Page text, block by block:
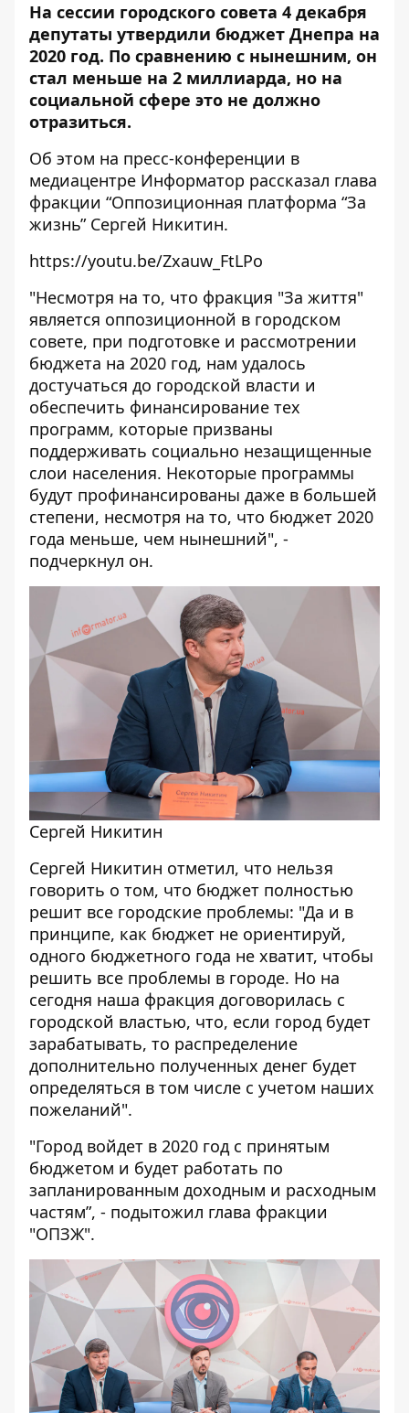
На сессии городского совета 4 декабря
депутаты утвердили бюджет Днепра на
2020 год. По сравнению с нынешним, он
стал меньше на 2 миллиарда, но на
социальной сфере это не должно
отразиться.
Об этом на пресс-конференции в
медиацентре Информатор рассказал глава
фракции “Оппозиционная платформа “За
жизнь” Сергей Никитин.
https://youtu.be/Zxauw_FtLPo
"Несмотря на то, что фракция "За життя"
является оппозиционной в городском
совете, при подготовке и рассмотрении
бюджета на 2020 год, нам удалось
достучаться до городской власти и
обеспечить финансирование тех
программ, которые призваны
поддерживать социально незащищенные
слои населения. Некоторые программы
будут профинансированы даже в большей
степени, несмотря на то, что бюджет 2020
года меньше, чем нынешний", -
подчеркнул он.
Сергей Никитин
Сергей Никитин отметил, что нельзя
говорить о том, что бюджет полностью
решит все городские проблемы: "Да и в
принципе, как бюджет не ориентируй,
одного бюджетного года не хватит, чтобы
решить все проблемы в городе. Но на
сегодня наша фракция договорилась с
городской властью, что, если город будет
зарабатывать, то распределение
дополнительно полученных денег будет
определяться в том числе с учетом наших
пожеланий".
"Город войдет в 2020 год с принятым
бюджетом и будет работать по
запланированным доходным и расходным
частям”, - подытожил глава фракции
"ОПЗЖ".